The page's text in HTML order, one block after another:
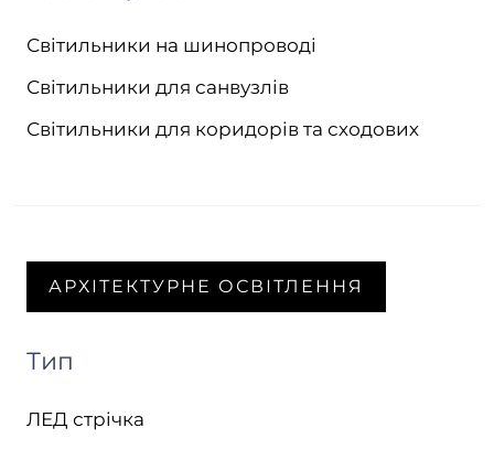
Світильники на шинопроводі
Світильники для санвузлів
Світильники для коридорів та сходових
АРХІТЕКТУРНЕ ОСВІТЛЕННЯ
Тип
ЛЕД стрічка